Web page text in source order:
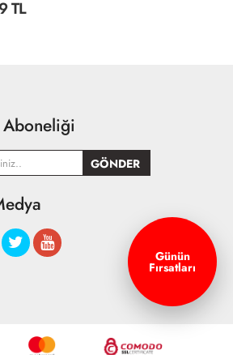
TL
Aboneliği
Günün
Fırsatları